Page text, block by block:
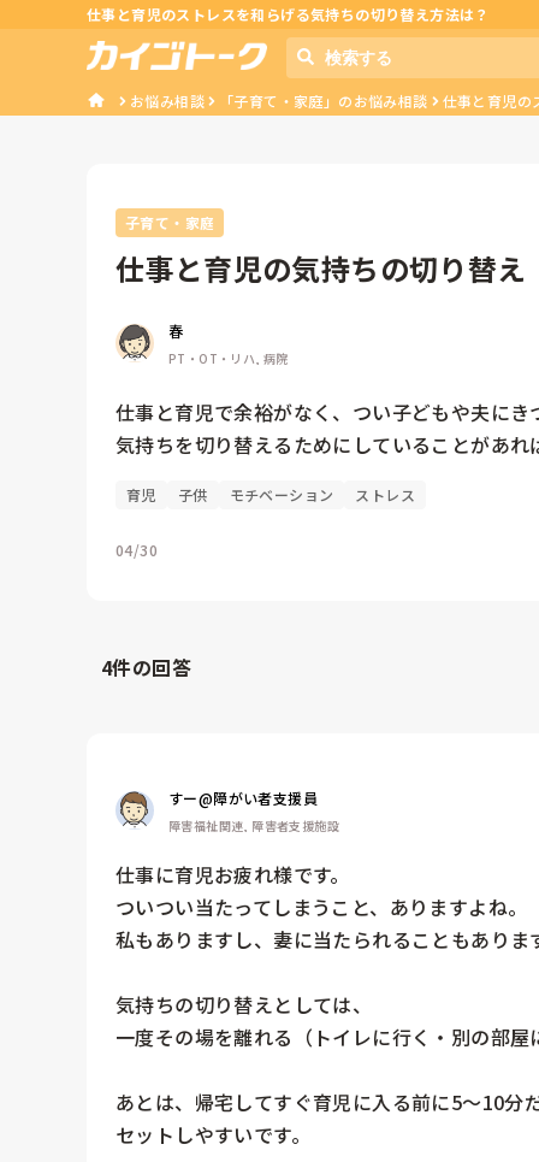
仕事と育児のストレスを和らげる気持ちの切り替え方法は？
お悩み相談 「子育て・家庭」のお悩み相談 仕事と育児の
子育て・家庭
仕事と育児の気持ちの切り替え
春
PT・OT・リハ, 病院
仕事と育児で余裕がなく、つい子どもや夫に
気持ちを切り替えるためにしていることがあ
育児 子供 モチベーション ストレス
04/30
4件の回答
すー@障がい者支援員
障害福祉関連, 障害者支援施設
仕事に育児お疲れ様です。
ついつい当たってしまうこと、ありますよね。
私もありますし、妻に当たられることもありま
気持ちの切り替えとしては、
一度その場を離れる（トイレに行く・別の部
あとは、帰宅してすぐ育児に入る前に5〜10分
セットしやすいです。